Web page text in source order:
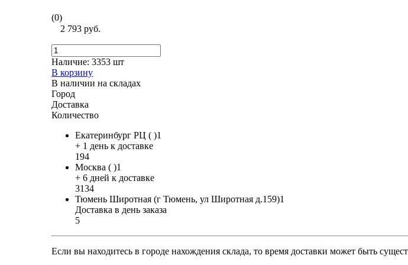
(0)
2 793 руб.
Наличие: 3353 шт
В корзину
В наличии на складах
Город
Доставка
Количество
Екатеринбург РЦ ( )1
+ 1 день к доставке
194
Москва ( )1
+ 6 дней к доставке
3134
Тюмень Широтная (г Тюмень, ул Широтная д.159)1
Доставка в день заказа
5
Если вы находитесь в городе нахождения склада, то время доставки может быть